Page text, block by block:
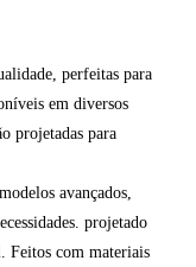
perfeitas para
em diversos
projetadas para
avançados,
projetado
Feitos com materiais